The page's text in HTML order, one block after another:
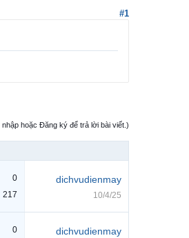
#1
hoặc Đăng ký để trả lời bài viết.)
0
217
dichvudienmay
10/4/25
0
dichvudienmay